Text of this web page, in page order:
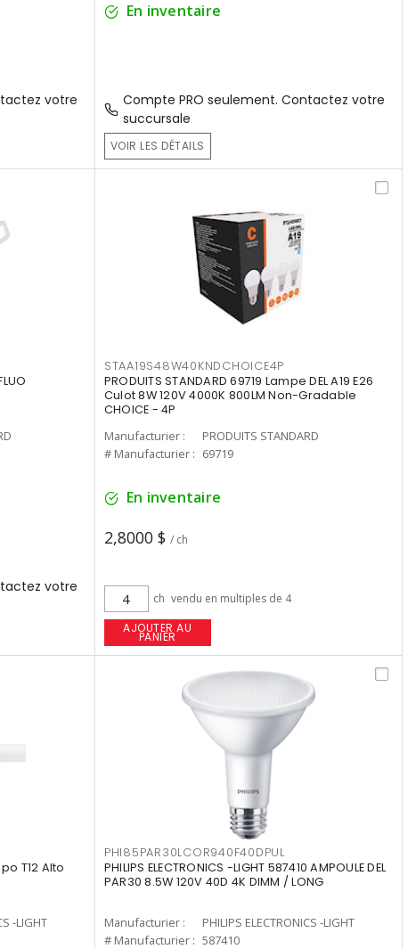
votre
En inventaire
Compte PRO seulement. Contactez votre
succursale
VOIR LES DÉTAILS
votre
STAA19S48W40KNDCHOICE4P
PRODUITS STANDARD 69719 Lampe DEL A19 E26
Culot 8W 120V 4000K 800LM Non-Gradable
CHOICE - 4P
Manufacturier :
PRODUITS STANDARD
# Manufacturier : 69719
En inventaire
2,8000 $ / ch
ch vendu en multiples de 4
AJOUTER AU
PANIER
T12 Alto
-LIGHT
PHI85PAR30LCOR940F40DPUL
PHILIPS ELECTRONICS -LIGHT 587410 AMPOULE DEL
PAR30 8.5W 120V 40D 4K DIMM / LONG
Manufacturier :
PHILIPS ELECTRONICS -LIGHT
# Manufacturier : 587410